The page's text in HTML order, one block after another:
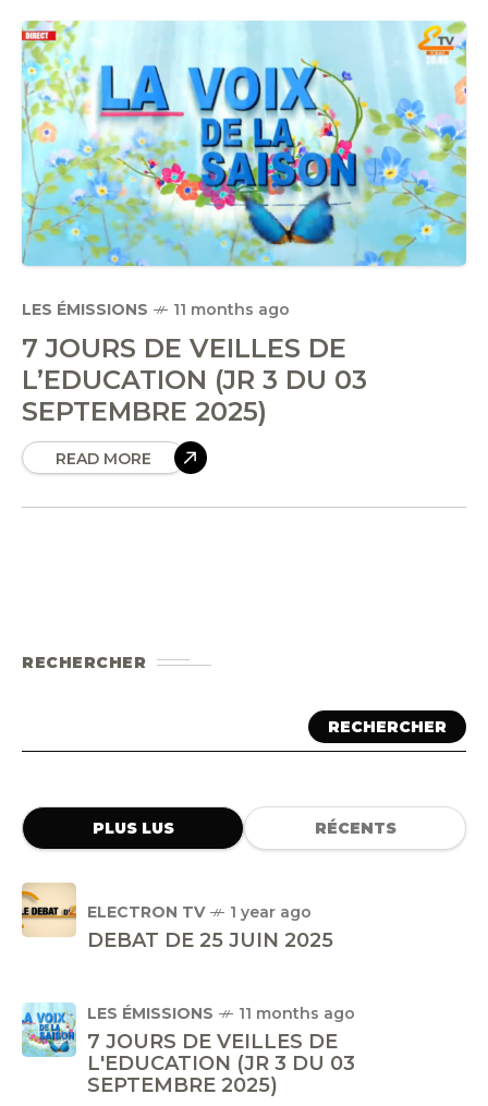
LES ÉMISSIONS 11 months ago
7 JOURS DE VEILLES DE
L’EDUCATION (JR 3 DU 03
SEPTEMBRE 2025)
READ MORE
RECHERCHER
RECHERCHER
PLUS LUS RÉCENTS
ELECTRON TV 1 year ago
DEBAT DE 25 JUIN 2025
LES ÉMISSIONS 11 months ago
7 JOURS DE VEILLES DE
L'EDUCATION (JR 3 DU 03
SEPTEMBRE 2025)